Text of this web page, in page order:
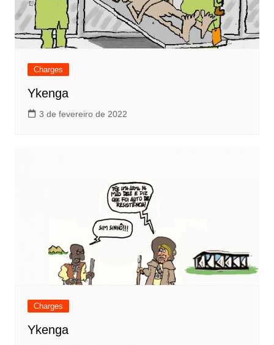
Charges
Ykenga
3 de fevereiro de 2022
Charges
Ykenga